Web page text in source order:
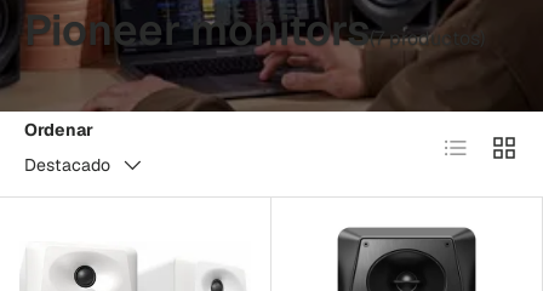
Pioneer monitors(7 productos)
Ordenar
Destacado
Lista Tabla